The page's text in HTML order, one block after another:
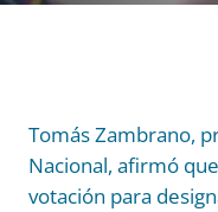
Tomás Zambrano,
Nacional, afirmó
votación para